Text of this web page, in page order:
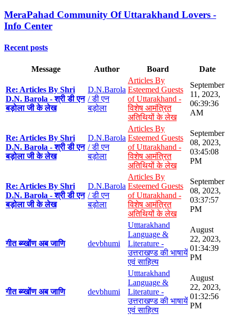
MeraPahad Community Of Uttarakhand Lovers -
Info Center
Recent posts
Message Author Board Date
Re: Articles By Shri
D.N. Barola - श्री डी एन
बड़ोला जी के लेख
D.N.Barola
/ डी एन
बड़ोला
Articles By
Esteemed Guests
of Uttarakhand -
विशेष आमंत्रित
अतिथियों के लेख
September
11, 2023,
06:39:36
AM
Re: Articles By Shri
D.N. Barola - श्री डी एन
बड़ोला जी के लेख
D.N.Barola
/ डी एन
बड़ोला
Articles By
Esteemed Guests
of Uttarakhand -
विशेष आमंत्रित
अतिथियों के लेख
September
08, 2023,
03:45:08
PM
Re: Articles By Shri
D.N. Barola - श्री डी एन
बड़ोला जी के लेख
D.N.Barola
/ डी एन
बड़ोला
Articles By
Esteemed Guests
of Uttarakhand -
विशेष आमंत्रित
अतिथियों के लेख
September
08, 2023,
03:37:57
PM
गीत ब्य्खोंण अब जाणि devbhumi
Utttarakhand
Language &
Literature -
उत्तराखण्ड की भाषायें
एवं साहित्य
August
22, 2023,
01:34:39
PM
गीत ब्य्खोंण अब जाणि devbhumi
Utttarakhand
Language &
Literature -
उत्तराखण्ड की भाषायें
एवं साहित्य
August
22, 2023,
01:32:56
PM